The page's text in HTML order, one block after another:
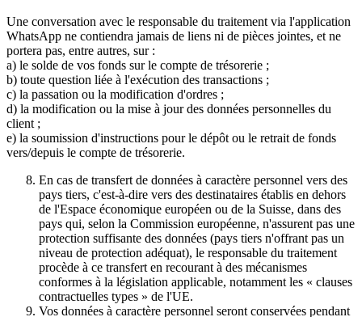
Une conversation avec le responsable du traitement via l'application
WhatsApp ne contiendra jamais de liens ni de pièces jointes, et ne
portera pas, entre autres, sur :
a) le solde de vos fonds sur le compte de trésorerie ;
b) toute question liée à l'exécution des transactions ;
c) la passation ou la modification d'ordres ;
d) la modification ou la mise à jour des données personnelles du
client ;
e) la soumission d'instructions pour le dépôt ou le retrait de fonds
vers/depuis le compte de trésorerie.
En cas de transfert de données à caractère personnel vers des
pays tiers, c'est-à-dire vers des destinataires établis en dehors
de l'Espace économique européen ou de la Suisse, dans des
pays qui, selon la Commission européenne, n'assurent pas une
protection suffisante des données (pays tiers n'offrant pas un
niveau de protection adéquat), le responsable du traitement
procède à ce transfert en recourant à des mécanismes
conformes à la législation applicable, notamment les « clauses
contractuelles types » de l'UE.
Vos données à caractère personnel seront conservées pendant